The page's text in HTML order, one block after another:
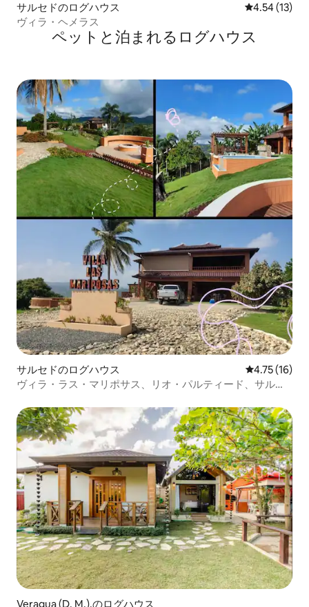
サルセドのログハウス レビュー13
4.54 (13)
ヴィラ・ヘメラス
ペットと泊まれるログハウス
サルセドのログハウス レビュー16
4.75 (16)
ヴィラ・ラス・マリポサス、リオ・パルティード、サルセ
Veragua (D. M.).のログハウス